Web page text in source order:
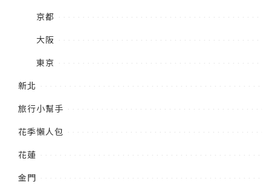
京都
大阪
東京
新北
旅行小幫手
花季懶人包
花蓮
金門